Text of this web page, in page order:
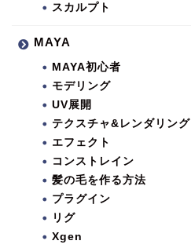
スカルプト
MAYA
MAYA初心者
モデリング
UV展開
テクスチャ&レンダリング
エフェクト
コンストレイン
髪の毛を作る方法
プラグイン
リグ
Xgen